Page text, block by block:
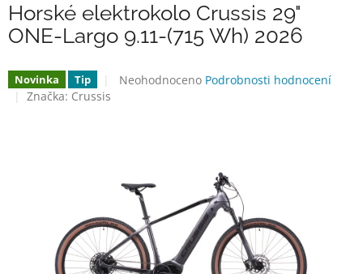
Horské elektrokolo Crussis 29"
ONE-Largo 9.11-(715 Wh) 2026
Novinka Tip
Průměrné
hvězdiček.
Neohodnoceno Podrobnosti hodnocení
Značka: Crussis